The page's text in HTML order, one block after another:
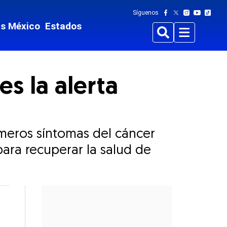
México Estados
Síguenos
BuscarMenu
la alerta
síntomas del cáncer
recuperar la salud de